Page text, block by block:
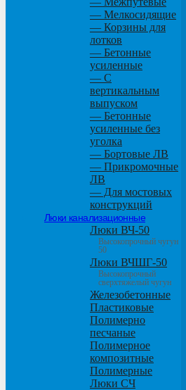
— Мелкосидящие
— Корзины для
лотков
— Бетонные
усиленные
— С
вертикальным
выпуском
— Бетонные
усиленные без
уголка
— Бортовые ЛВ
— Прикромочные
ЛВ
— Для мостовых
конструкций
Люки канализационные
Люки ВЧ-50
Высокопрочный чугун
50
Люки ВЧШГ-50
Высокопрочный
сверхтяжелый чугун
Железобетонные
Пластиковые
Полимерно
песчаные
Полимерное
композитные
Полимерные
Люки СЧ